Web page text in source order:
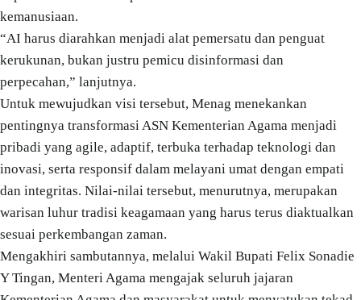
kemanusiaan.
“AI harus diarahkan menjadi alat pemersatu dan penguat
kerukunan, bukan justru pemicu disinformasi dan
perpecahan,” lanjutnya.
Untuk mewujudkan visi tersebut, Menag menekankan
pentingnya transformasi ASN Kementerian Agama menjadi
pribadi yang agile, adaptif, terbuka terhadap teknologi dan
inovasi, serta responsif dalam melayani umat dengan empati
dan integritas. Nilai-nilai tersebut, menurutnya, merupakan
warisan luhur tradisi keagamaan yang harus terus diaktualkan
sesuai perkembangan zaman.
Mengakhiri sambutannya, melalui Wakil Bupati Felix Sonadie
Y Tingan, Menteri Agama mengajak seluruh jajaran